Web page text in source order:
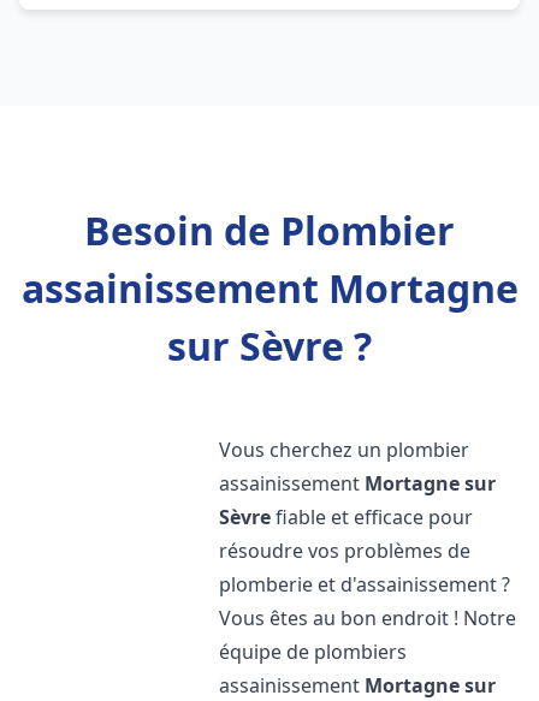
Besoin de Plombier
assainissement Mortagne
sur Sèvre ?
Vous cherchez un plombier
assainissement Mortagne sur
Sèvrefiable et efficace pour
résoudre vos problèmes de
plomberie et d'assainissement ?
Vous êtes au bon endroit ! Notre
équipe de plombiers
assainissement Mortagne sur